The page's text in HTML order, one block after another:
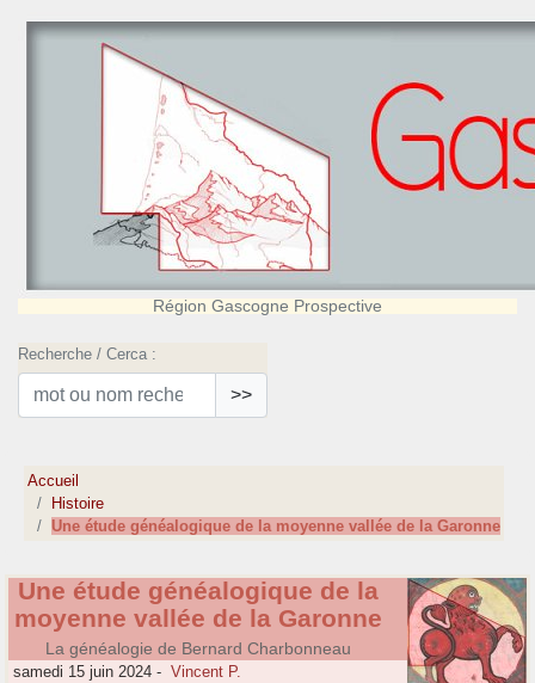
Région Gascogne Prospective
Recherche / Cerca :
>>
Accueil
Histoire
Une étude généalogique de la moyenne vallée de la Garonne
Une étude généalogique de la
moyenne vallée de la Garonne
La généalogie de Bernard Charbonneau
samedi 15 juin 2024 - Vincent P.